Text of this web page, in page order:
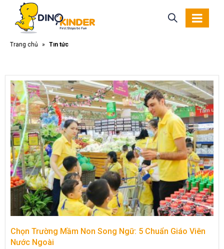
Trang chủ » Tin tức
Chọn Trường Mầm Non Song Ngữ: 5 Chuẩn Giáo Viên
Nước Ngoài